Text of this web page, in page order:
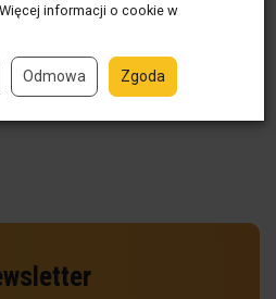
informacji o cookie w
Odmowa Zgoda